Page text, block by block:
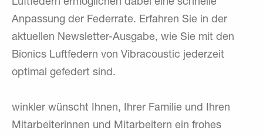
Luftfedern ermöglichen dabei eine schnelle
Anpassung der Federrate. Erfahren Sie in der
aktuellen Newsletter-Ausgabe, wie Sie mit den
Bionics Luftfedern von Vibracoustic jederzeit
optimal gefedert sind.
winkler wünscht Ihnen, Ihrer Familie und Ihren
Mitarbeiterinnen und Mitarbeitern ein frohes